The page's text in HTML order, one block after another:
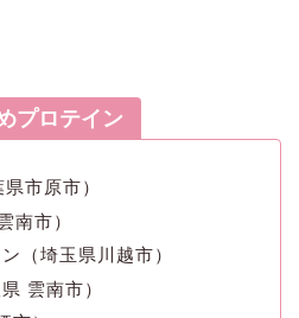
プロテイン
市原市）
南市）
（埼玉県川越市）
雲南市）